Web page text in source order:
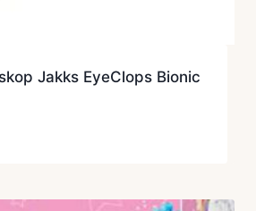
Jakks EyeClops Bionic